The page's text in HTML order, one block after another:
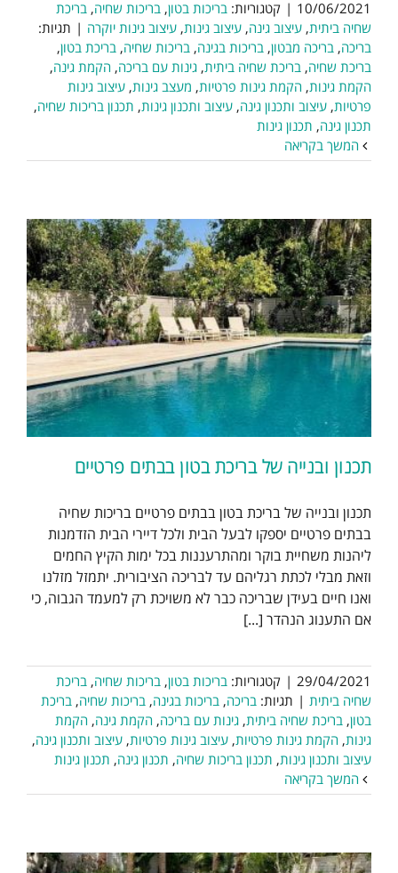
10/06/2021
| קטגוריות: בריכות בטון, בריכות שחיה, בריכת
שחיה ביתית, עיצוב גינה, עיצוב גינות, עיצוב גינות יוקרה | תגיות:
בריכה, בריכה מבטון, בריכות בגינה, בריכות שחיה, בריכת בטון,
בריכת שחיה, בריכת שחיה ביתית, גינות עם בריכה, הקמת גינה,
הקמת גינות, הקמת גינות פרטיות, מעצב גינות, עיצוב גינות
פרטיות, עיצוב ותכנון גינה, עיצוב ותכנון גינות, תכנון בריכות שחיה,
תכנון גינה, תכנון גינות
המשך בקריאה
תכנון ובנייה של בריכת בטון בבתים פרטיים
תכנון ובנייה של בריכת בטון בבתים פרטיים בריכות שחיה
בבתים פרטיים יספקו לבעל הבית ולכל דיירי הבית הזדמנות
ליהנות משחיית בוקר ומהתרעננות בכל ימות הקיץ החמים
וזאת מבלי לכתת רגליהם עד לבריכה הציבורית. יתמזל מזלנו
ואנו חיים בעידן שבריכה כבר לא משויכת רק למעמד הגבוה, כי
אם התענוג הנהדר [...]
29/04/2021
| קטגוריות: בריכות בטון, בריכות שחיה, בריכת
שחיה ביתית | תגיות: בריכה, בריכות בגינה, בריכות שחיה, בריכת
בטון, בריכת שחיה ביתית, גינות עם בריכה, הקמת גינה, הקמת
גינות, הקמת גינות פרטיות, עיצוב גינות פרטיות, עיצוב ותכנון גינה,
עיצוב ותכנון גינות, תכנון בריכות שחיה, תכנון גינה, תכנון גינות
המשך בקריאה